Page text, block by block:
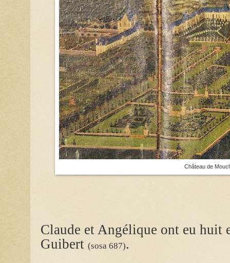
Château de
Claude et Angélique ont eu huit
Guibert (sosa 687).